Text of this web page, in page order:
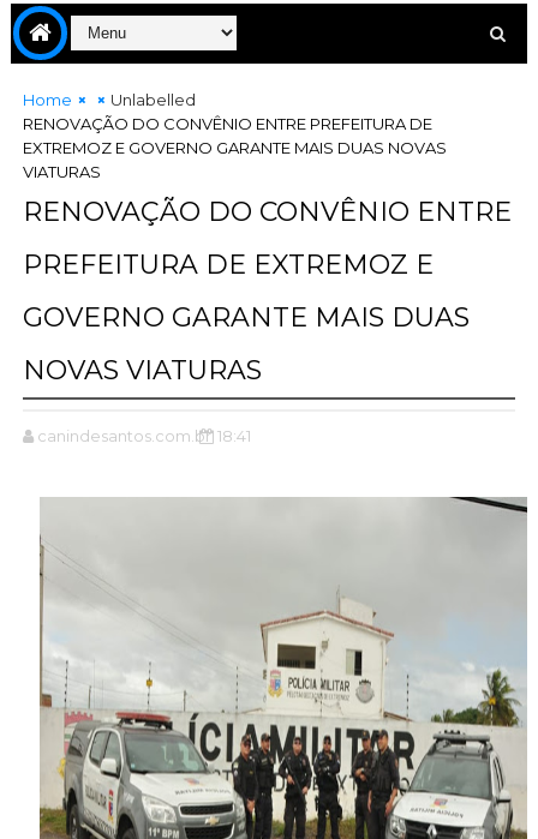
Home
Unlabelled
RENOVAÇÃO DO CONVÊNIO ENTRE PREFEITURA DE
EXTREMOZ E GOVERNO GARANTE MAIS DUAS NOVAS
VIATURAS
RENOVAÇÃO DO CONVÊNIO ENTRE
PREFEITURA DE EXTREMOZ E
GOVERNO GARANTE MAIS DUAS
NOVAS VIATURAS
canindesantos.com.br 18:41